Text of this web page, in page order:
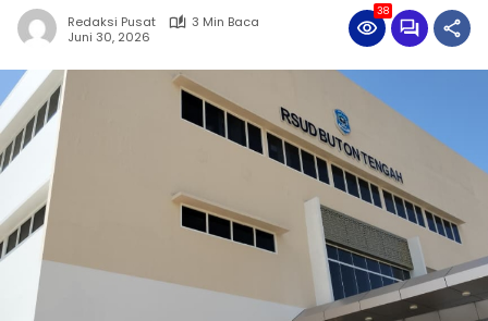
Redaksi Pusat
3 Min Baca
Juni 30, 2026
38